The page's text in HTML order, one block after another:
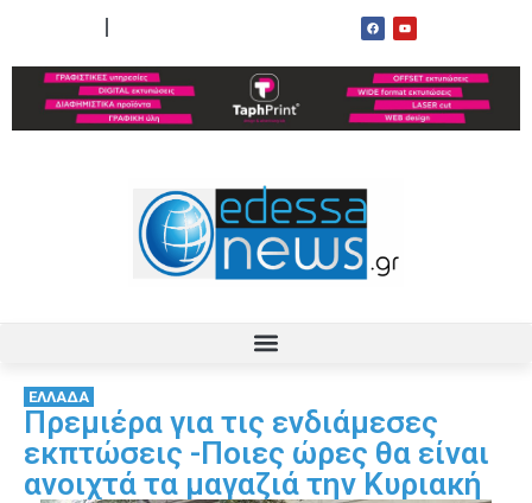
ΕΛΛΑΔΑ
Πρεμιέρα για τις ενδιάμεσες
εκπτώσεις -Ποιες ώρες θα είναι
ανοιχτά τα μαγαζιά την Κυριακή